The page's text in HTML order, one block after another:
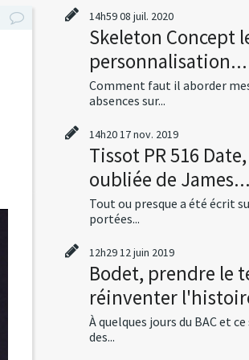
14h5908 juil. 2020
Skeleton Concept
personnalisation...
Comment faut il aborder
absences sur...
14h2017nov. 2019
Tissot PR 516
oubliée de James...
Tout ou presque a été écrit
portées...
12h2912juin 2019
Bodet, prendre le
réinventer
À quelques jours du BAC et
des...